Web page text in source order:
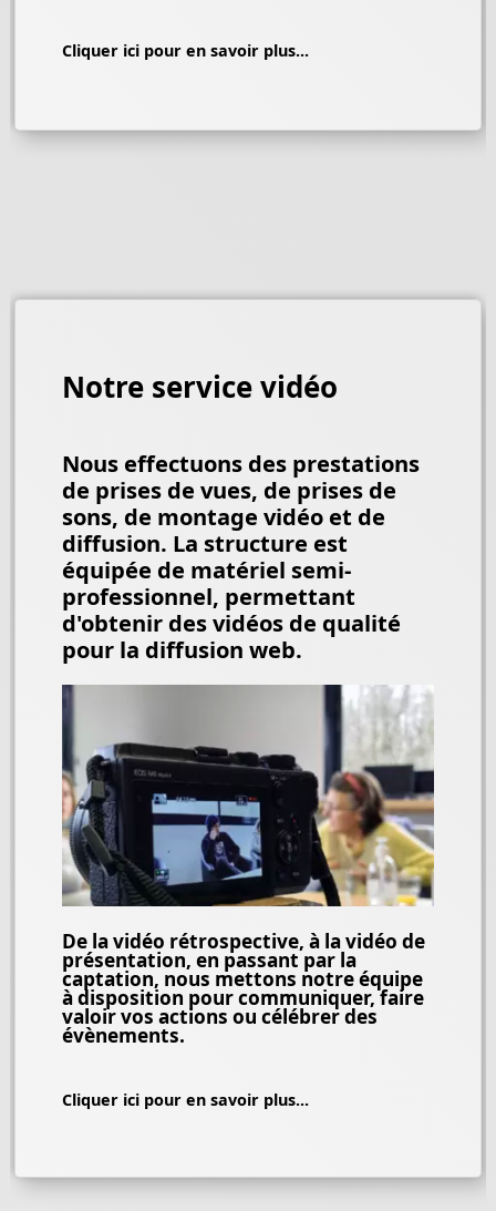
Cliquer ici pour en savoir plus...
Notre service vidéo
Nous effectuons des prestations
de prises de vues, de prises de
sons, de montage vidéo et de
diffusion. La structure est
équipée de matériel semi-
professionnel, permettant
d'obtenir des vidéos de qualité
pour la diffusion web.
De la vidéo rétrospective, à la vidéo de
présentation, en passant par la
captation, nous mettons notre équipe
à disposition pour communiquer, faire
valoir vos actions ou célébrer des
évènements.
Cliquer ici pour en savoir plus...